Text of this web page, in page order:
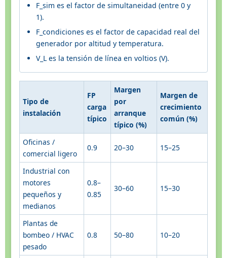
F_sim es el factor de simultaneidad (entre 0 y
1).
F_condiciones es el factor de capacidad real del
generador por altitud y temperatura.
V_L es la tensión de línea en voltios (V).
Tipo de
instalación
FP
carga
típico
Margen
por
arranque
típico (%)
Margen de
crecimiento
común (%)
Oficinas /
comercial ligero
0.9 20–30 15–25
Industrial con
motores
pequeños y
medianos
0.8–
0.85
30–60 15–30
Plantas de
bombeo / HVAC
pesado
0.8 50–80 10–20